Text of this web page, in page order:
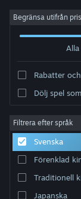
Logga in
Om
Support
Byt språk
Begränsa utifrån pris
Rabatter
Dölj spel
Filtrera efter språk
Svenska
Förenklad
Traditionell
Japanska
Utvecklare: Royex
Sortera efter
0 träffar matchade
på dina preferenser.